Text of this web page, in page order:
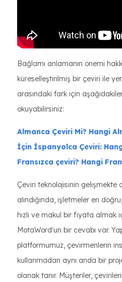
Bağlamı anlamanın önemi
küreselleştirilmiş bir çeviri ile
arasındaki fark için
okuyabilirsiniz:
Almanca Çeviri Mi? Hangi
İçin İspanyolca Çeviri:
Fransızca çeviri? Hangi
Çeviri teknolojisinin gelişmekte
alındığında, işletmeler en
hızlı ve makul bir fiyata almak
MotaWord'un bir cevabı var.
platformumuz, çevirmenlerin
kullanmadan aynı anda bir
olanak tanır. Müşteriler,